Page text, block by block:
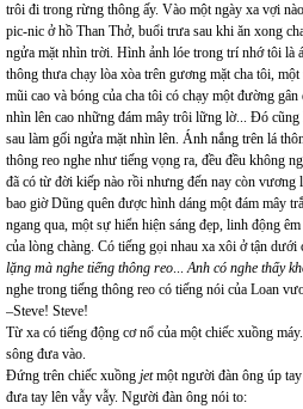
trôi đi trong rừng thông ấy. Vào một ngày xa vợi
pic-nic ở hồ Than Thở, buổi trưa sau khi ăn xong
ngửa mặt nhìn trời. Hình ảnh lóe trong trí nhớ tôi là
thông thưa chạy lòa xòa trên gương mặt cha tôi,
mũi cao và bóng của cha tôi có chạy một đường
nhìn lên cao những đám mây trôi lững lờ... Đó
sau làm gối ngửa mặt nhìn lên. Ánh nắng trên lá
thông reo nghe như tiếng vọng ra, đều đều không
đã có từ đời kiếp nào rồi nhưng đến nay còn vương
bao giờ Dũng quên được hình dáng một đám mây
ngang qua, một sự hiển hiện sáng đẹp, linh động
của lòng chàng. Có tiếng gọi nhau xa xôi ở tận
lặng mà nghe tiếng thông reo...Anh có nghe thấy
nghe trong tiếng thông reo có tiếng nói của Loan
–Steve! Steve!
Từ xa có tiếng động cơ nổ của một chiếc xuồng
sông đưa vào.
Đứng trên chiếc xuồng jetmột người đàn ông úp
đưa tay lên vẫy vẫy. Người đàn ông nói to: